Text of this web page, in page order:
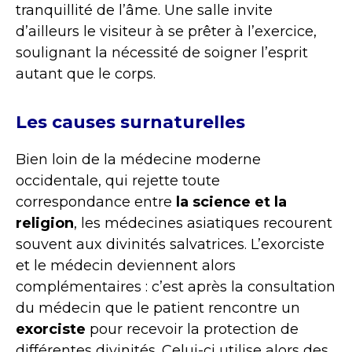
tranquillité de l’âme. Une salle invite
d’ailleurs le visiteur à se prêter à l’exercice,
soulignant la nécessité de soigner l’esprit
autant que le corps.
Les causes surnaturelles
Bien loin de la médecine moderne
occidentale, qui rejette toute
correspondance entre la science et la
religion, les médecines asiatiques recourent
souvent aux divinités salvatrices. L’exorciste
et le médecin deviennent alors
complémentaires : c’est après la consultation
du médecin que le patient rencontre un
exorciste pour recevoir la protection de